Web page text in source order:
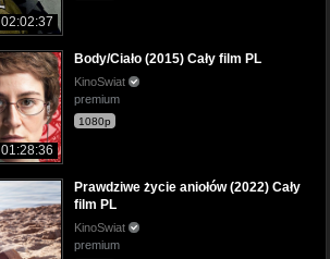
02:02:37
01:28:36
Body/Ciało (2015) Cały film PL
KinoSwiat
premium
1080p
Prawdziwe życie aniołów (2022) Cały
film PL
KinoSwiat
premium